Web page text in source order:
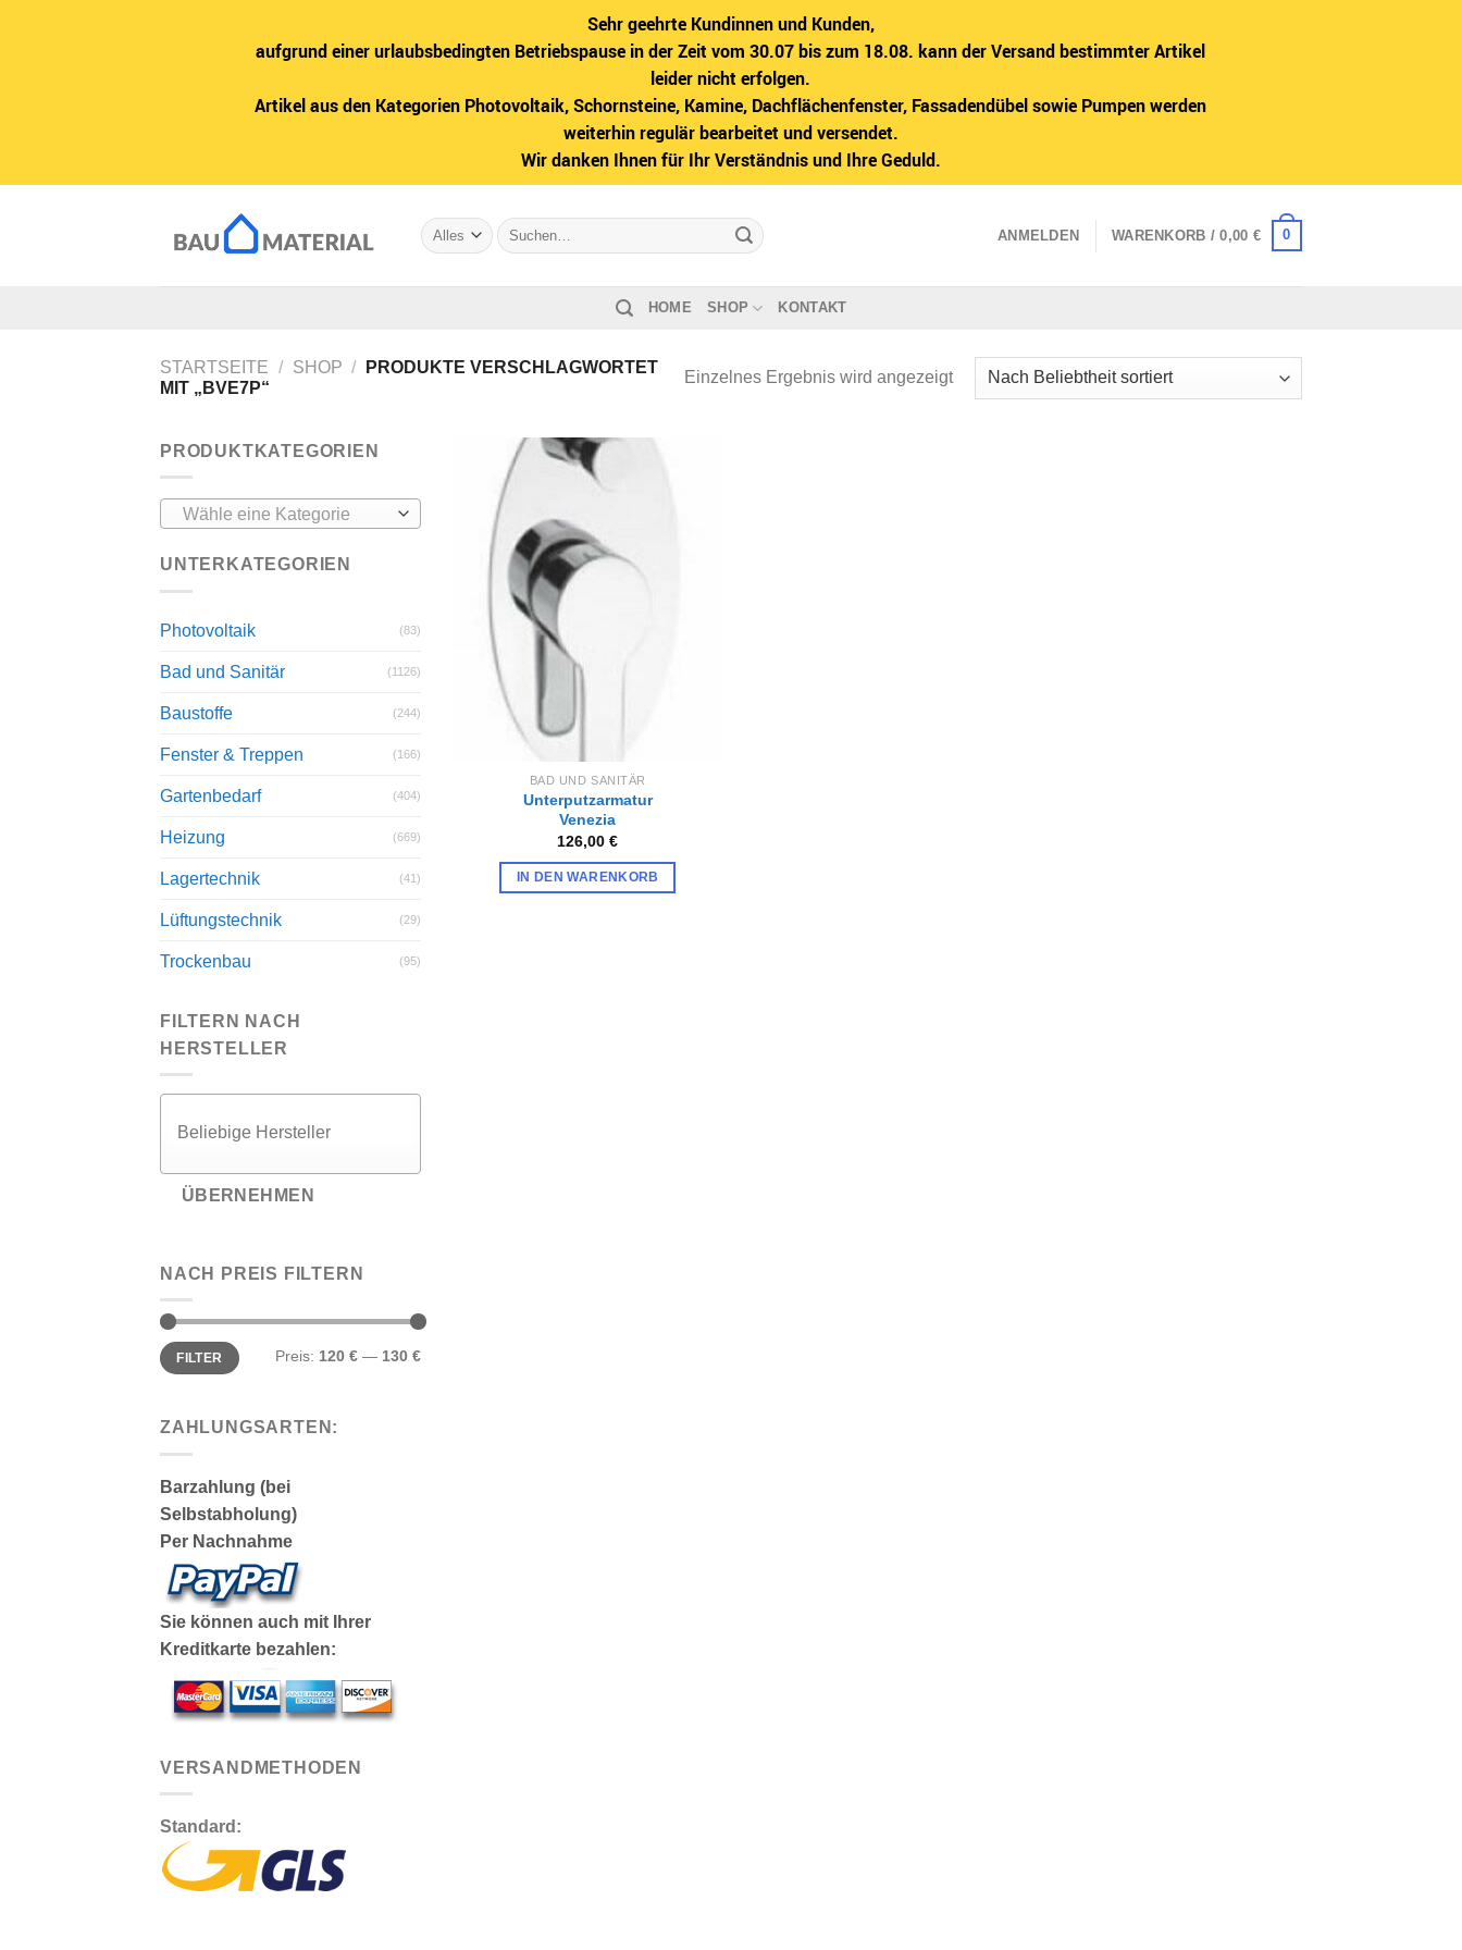
Sehr geehrte Kundinnen und Kunden,
aufgrund einer urlaubsbedingten Betriebspause in der Zeit vom 30.07 bis zum 18.08. kann der Versand bestimmter Artikel
leider nicht erfolgen.
Artikel aus den Kategorien Photovoltaik, Schornsteine, Kamine, Dachflächenfenster, Fassadendübel sowie Pumpen werden
weiterhin regulär bearbeitet und versendet.
Wir danken Ihnen für Ihr Verständnis und Ihre Geduld.
Suche
nach:
ANMELDEN WARENKORB /0,00 € 0
HOME SHOP KONTAKT
STARTSEITE / SHOP /
PRODUKTE VERSCHLAGWORTET
MIT „BVE7P“
Einzelnes Ergebnis wird angezeigt
PRODUKTKATEGORIEN
Wähle eine Kategorie
UNTERKATEGORIEN
Photovoltaik (83)
Bad und Sanitär (1126)
Baustoffe (244)
Fenster & Treppen (166)
Gartenbedarf (404)
Heizung (669)
Lagertechnik (41)
Lüftungstechnik (29)
Trockenbau (95)
FILTERN NACH
HERSTELLER
ÜBERNEHMEN
NACH PREIS FILTERN
Min.
Preis
Max.
PreisFILTER Preis: 120 € — 130 €
ZAHLUNGSARTEN:
Barzahlung (bei
Selbstabholung)
Per Nachnahme
Sie können auch mit Ihrer
Kreditkarte bezahlen:
VERSANDMETHODEN
Standard:
BAD UND SANITÄR
Unterputzarmatur
Venezia
126,00€
IN DEN WARENKORB